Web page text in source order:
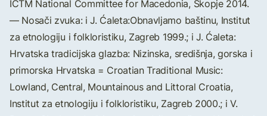
ICTM National Committee for Macedonia, Skopje 2014.
— Nosači zvuka: i J. Ćaleta:Obnavljamo baštinu, Institut
za etnologiju i folkloristiku, Zagreb 1999.; i J. Ćaleta:
Hrvatska tradicijska glazba: Nizinska, središnja, gorska i
primorska Hrvatska = Croatian Traditional Music:
Lowland, Central, Mountainous and Littoral Croatia,
Institut za etnologiju i folkloristiku, Zagreb 2000.; i V.